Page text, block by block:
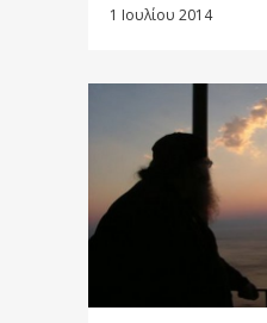
1 Ιουλίου 2014